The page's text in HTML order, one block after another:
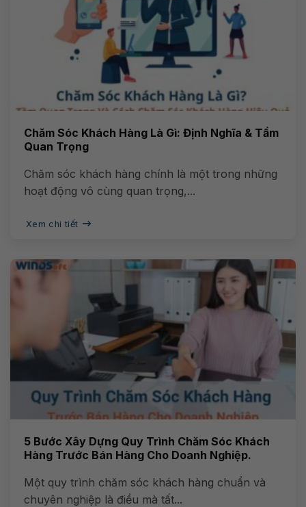
Chăm Sóc Khách Hàng Là Gì: Định Nghĩa & Tầm
Quan Trọng
Chăm sóc khách hàng chính là một trong những
hoạt động vô cùng quan trọng,...
Xem chi tiết
5 Bước Xây Dựng Quy Trình Chăm Sóc Khách
Hàng Trước Bán Hàng Cho Doanh Nghiệp.
Một quy trình chăm sóc khách hàng chuẩn và
chuyên nghiệp là điều mà tất...